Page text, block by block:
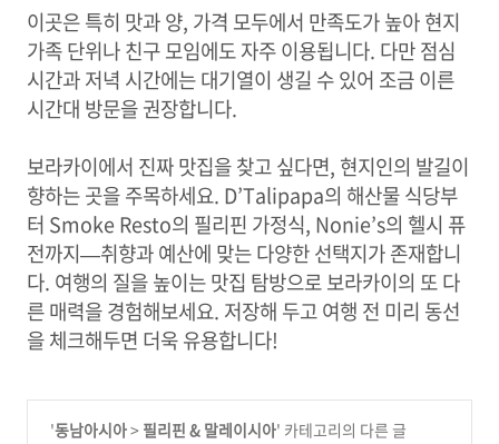
이곳은 특히 맛과 양, 가격 모두에서 만족도가 높아 현지
가족 단위나 친구 모임에도 자주 이용됩니다. 다만 점심
시간과 저녁 시간에는 대기열이 생길 수 있어 조금 이른
시간대 방문을 권장합니다.
보라카이에서 진짜 맛집을 찾고 싶다면, 현지인의 발길이
향하는 곳을 주목하세요. D’Talipapa의 해산물 식당부
터 Smoke Resto의 필리핀 가정식, Nonie’s의 헬시 퓨
전까지—취향과 예산에 맞는 다양한 선택지가 존재합니
다. 여행의 질을 높이는 맛집 탐방으로 보라카이의 또 다
른 매력을 경험해보세요. 저장해 두고 여행 전 미리 동선
을 체크해두면 더욱 유용합니다!
'동남아시아> 필리핀 & 말레이시아' 카테고리의 다른 글